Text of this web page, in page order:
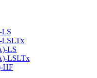
LS
LSLTx
HF